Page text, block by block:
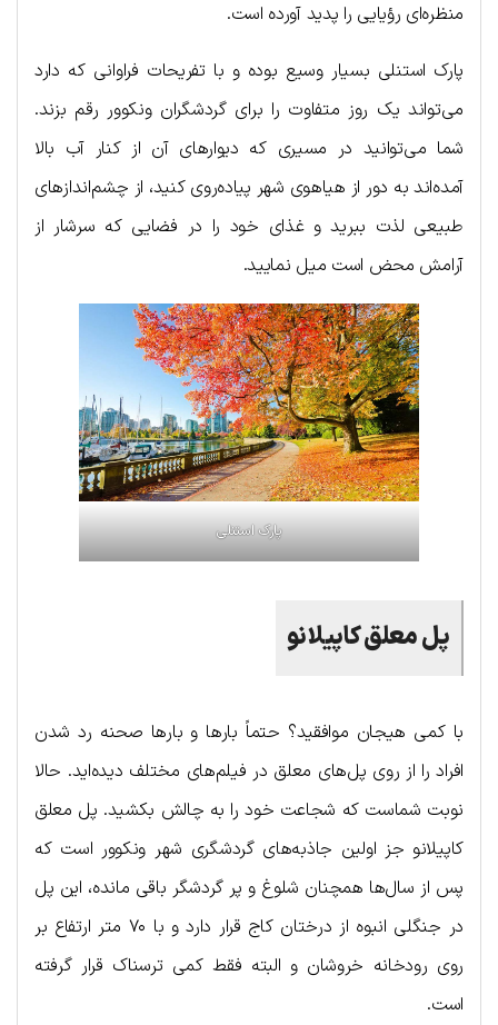
منظره‌ای رؤیایی را پدید آورده است.
پارک استنلی بسیار وسیع بوده و با تفریحات فراوانی که دارد
می‌تواند یک روز متفاوت را برای گردشگران ونکوور رقم بزند.
شما می‌توانید در مسیری که دیوارهای آن از کنار آب بالا
آمده‌اند به دور از هیاهوی شهر پیاده‌روی کنید، از چشم‌اندازهای
طبیعی لذت ببرید و غذای خود را در فضایی که سرشار از
آرامش محض است میل نمایید.
پارک استنلی
پل معلق کاپیلانو
با کمی هیجان موافقید؟ حتماً بارها و بارها صحنه رد شدن
افراد را از روی پل‌های معلق در فیلم‌های مختلف دیده‌اید. حالا
نوبت شماست که شجاعت خود را به چالش بکشید. پل معلق
کاپیلانو جز اولین جاذبه‌های گردشگری شهر ونکوور است که
پس از سال‌ها همچنان شلوغ و پر گردشگر باقی مانده، این پل
در جنگلی انبوه از درختان کاج قرار دارد و با ۷۰ متر ارتفاع بر
روی رودخانه خروشان و البته فقط کمی ترسناک قرار گرفته
است.